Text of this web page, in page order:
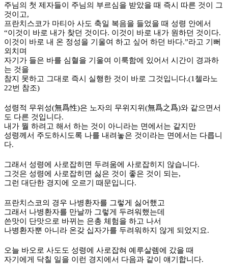
주님의 첫 제자들이 주님의 부르심을 받았을 때 즉시 따른 것이 그
것이고,
프란치스코가 마티아 사도 축일 복음을 들었을 때 성령 안에서
“이것이 바로 내가 찾던 것이다. 이것이 바로 내가 원하던 것이다.
이것이 바로 내 온 정성을 기울여 하고 싶어 하던 바다.”라고 기뻐
외치며
자기가 들은 바를 심혈을 기울여 이룩함에 있어서 시간이 경과하
는 것을
참지 못하고 그대로 즉시 실행한 것이 바로 그것입니다.(1 첼라노
22번 참조)
성령적 무위성(無爲性)은 노자의 무위지위 (無爲之爲)와 같으면서
도 다른 것입니다.
내가 뭘 하려고 해서 하는 것이 아니라는 면에서는 같지만
성령께서 주도하시도록 나를 내려놓은 것이라는 면에서는 다릅니
다.
그래서 성령에 사로잡히면 두려움에 사로잡히지 않습니다.
그것은 성령에 사로잡히면 싫은 것이 좋은 것이 되는,
그런 대단한 경지에 오르기 때문입니다.
프란치스코의 경우 나병환자를 그렇게 싫어했고
그래서 나병환자를 만날까 그렇게 두려워했는데
쓴맛이 단맛으로 바뀌는 은총 체험을 하고 나서
나병환자뿐 아니라 온갖 십자가를 두려워하지 않게 되었지요.
오늘 바오로 사도도 성령에 사로잡혀 예루살렘에 갔을 때
자기에게 닥칠 일을 이런 경지에서 다음과 같이 얘기합니다.